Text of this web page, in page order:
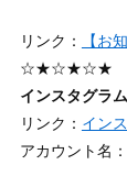
リンク：
【お
☆★☆★☆★
インスタグラム
リンク： イン
アカウント名